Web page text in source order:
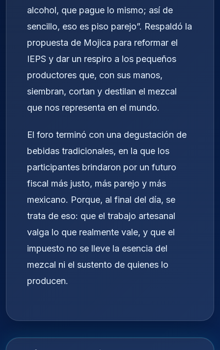
alcohol, que pague lo mismo; así de
sencillo, eso es piso parejo”. Respaldó la
propuesta de Mojica para reformar el
IEPS y dar un respiro a los pequeños
productores que, con sus manos,
siembran, cortan y destilan el mezcal
que nos representa en el mundo.
El foro terminó con una degustación de
bebidas tradicionales, en la que los
participantes brindaron por un futuro
fiscal más justo, más parejo y más
mexicano. Porque, al final del día, se
trata de eso: que el trabajo artesanal
valga lo que realmente vale, y que el
impuesto no se lleve la esencia del
mezcal ni el sustento de quienes lo
producen.